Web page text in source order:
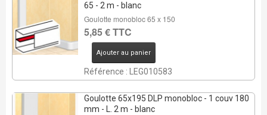
65 - 2 m - blanc
Goulotte monobloc 65 x 150
5,85 € TTC
Ajouter au panier
Référence : LEG010583
Goulotte 65x195 DLP monobloc - 1 couv 180
mm - L. 2 m - blanc